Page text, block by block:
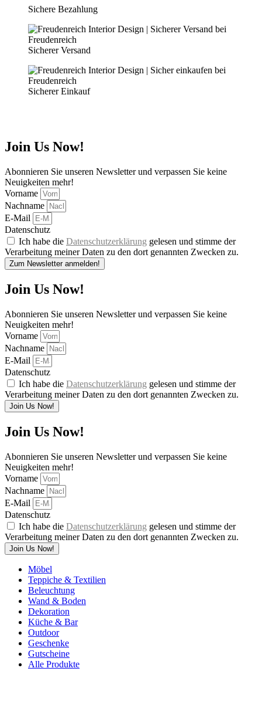
Sichere Bezahlung
Sicherer Versand
Sicherer Einkauf
Join Us Now!
Abonnieren Sie unseren Newsletter und verpassen Sie keine
Neuigkeiten mehr!
Vorname
Nachname
E-Mail
Datenschutz
Ich habe die Datenschutzerklärung gelesen und stimme der
Verarbeitung meiner Daten zu den dort genannten Zwecken zu.
Zum Newsletter anmelden!
Join Us Now!
Abonnieren Sie unseren Newsletter und verpassen Sie keine
Neuigkeiten mehr!
Vorname
Nachname
E-Mail
Datenschutz
Ich habe die Datenschutzerklärung gelesen und stimme der
Verarbeitung meiner Daten zu den dort genannten Zwecken zu.
Join Us Now!
Join Us Now!
Abonnieren Sie unseren Newsletter und verpassen Sie keine
Neuigkeiten mehr!
Vorname
Nachname
E-Mail
Datenschutz
Ich habe die Datenschutzerklärung gelesen und stimme der
Verarbeitung meiner Daten zu den dort genannten Zwecken zu.
Join Us Now!
Möbel
Teppiche & Textilien
Beleuchtung
Wand & Boden
Dekoration
Küche & Bar
Outdoor
Geschenke
Gutscheine
Alle Produkte